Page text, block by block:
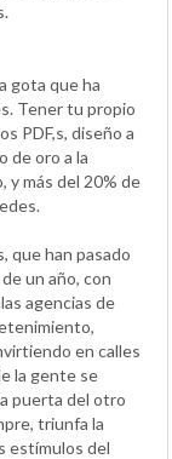
gota que ha
Tener tu propio
PDF,s, diseño a
de oro a la
y más del 20% de
que han pasado
un año, con
agencias de
en calles
la gente se
puerta del otro
triunfa la
estímulos del